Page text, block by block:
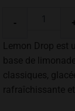
-
Lemon Drop est
base de limonade.
classiques,
rafraîchissante